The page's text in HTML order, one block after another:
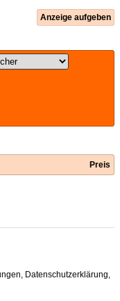
Anzeige aufgeben
Preis
, Datenschutzerklärung,